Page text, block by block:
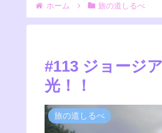
ホーム 旅の道しるべ
#113 ジョージ
光！！
旅の道しるべ